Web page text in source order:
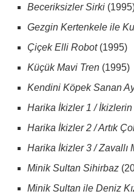
Beceriksizler Sirki
Gezgin Kertenkele ile
Çiçek Elli Robot(1995)
Küçük Mavi Tren (1995)
Kendini Köpek Sanan
Harika İkizler 1 / İkizlerin
Harika İkizler 2 / Artık
Harika İkizler 3 / Zavallı
Minik Sultan Sihirbaz
Minik Sultan ile Deniz